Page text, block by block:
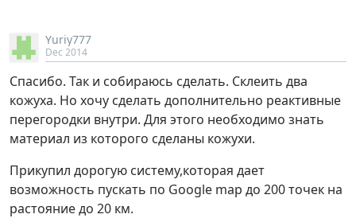
Yuriy777
Dec 2014
Спасибо. Так и собираюсь сделать. Склеить два
кожуха. Но хочу сделать дополнительно реактивные
перегородки внутри. Для этого необходимо знать
материал из которого сделаны кожухи.
Прикупил дорогую систему,которая дает
возможность пускать по Google map до 200 точек на
pастояние до 20 км.